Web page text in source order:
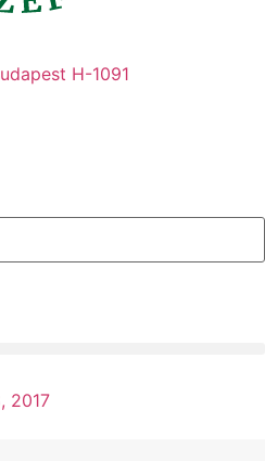
H-1091
2017